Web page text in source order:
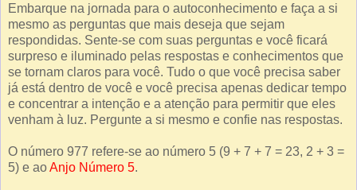
Embarque na jornada para o autoconhecimento e faça a si
mesmo as perguntas que mais deseja que sejam
respondidas. Sente-se com suas perguntas e você ficará
surpreso e iluminado pelas respostas e conhecimentos que
se tornam claros para você. Tudo o que você precisa saber
já está dentro de você e você precisa apenas dedicar tempo
e concentrar a intenção e a atenção para permitir que eles
venham à luz. Pergunte a si mesmo e confie nas respostas.
O número 977 refere-se ao número 5 (9 + 7 + 7 = 23, 2 + 3 =
5) e aoAnjo Número 5.